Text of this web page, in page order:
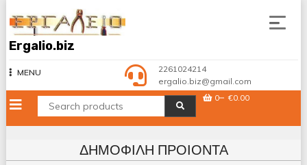
to
content
Ergalio.biz
MENU
2261024214
ergalio.biz@gmail.com
0
€0.00
ΔΗΜΟΦΙΛΉ ΠΡΟΙΌΝΤΑ